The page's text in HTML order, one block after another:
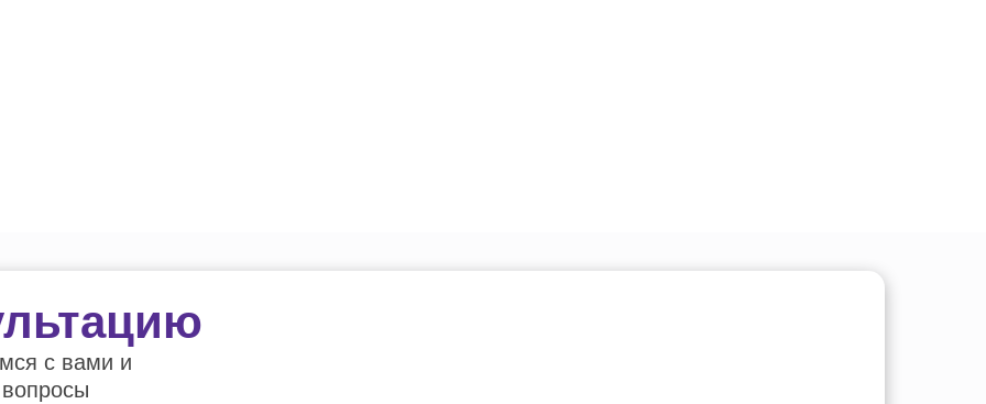
с вами и